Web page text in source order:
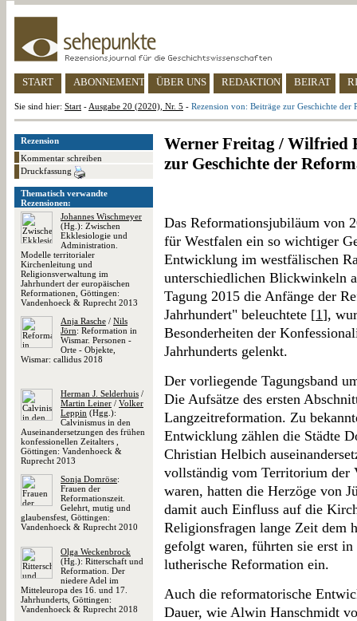
START ABONNEMENT ÜBER UNS REDAKTION BEIRAT
Sie sind hier: Start - Ausgabe 20 (2020), Nr. 5 - Rezension von: Beiträge zur Geschichte der
Rezension
Kommentar schreiben
Druckfassung
Thematisch verwandte
Rezensionen:
Johannes Wischmeyer
(Hg.): Zwischen
Ekklesiologie und
Administration.
Modelle territorialer
Kirchenleitung und
Religionsverwaltung im
Jahrhundert der europäischen
Reformationen, Göttingen:
Vandenhoeck & Ruprecht 2013
Anja Rasche / Nils
Jörn: Reformation in
Wismar. Personen -
Orte - Objekte,
Wismar: callidus 2018
Herman J. Selderhuis /
Martin Leiner / Volker
Leppin (Hgg.):
Calvinismus in den
Auseinandersetzungen des frühen
konfessionellen Zeitalters ,
Göttingen: Vandenhoeck &
Ruprecht 2013
Sonja Domröse:
Frauen der
Reformationszeit.
Gelehrt, mutig und
glaubensfest, Göttingen:
Vandenhoeck & Ruprecht 2010
Olga Weckenbrock
(Hg.): Ritterschaft und
Reformation. Der
niedere Adel im
Mitteleuropa des 16. und 17.
Jahrhunderts, Göttingen:
Vandenhoeck & Ruprecht 2018
Werner Freitag / Wilfried
zur Geschichte der
Das Reformationsjubiläum von
für Westfalen ein so wichtiger
Entwicklung im westfälischen
unterschiedlichen Blickwinkeln
Tagung 2015 die Anfänge der
Jahrhundert" beleuchtete [1],
Besonderheiten der
Jahrhunderts gelenkt.
Der vorliegende Tagungsband
Die Aufsätze des ersten
Langzeitreformation. Zu
Entwicklung zählen die Städte
Christian Helbich
vollständig vom Territorium der
waren, hatten die Herzöge von
damit auch Einfluss auf die
Religionsfragen lange Zeit dem
gefolgt waren, führten sie erst
lutherische Reformation ein.
Auch die reformatorische
Dauer, wie Alwin Hanschmidt